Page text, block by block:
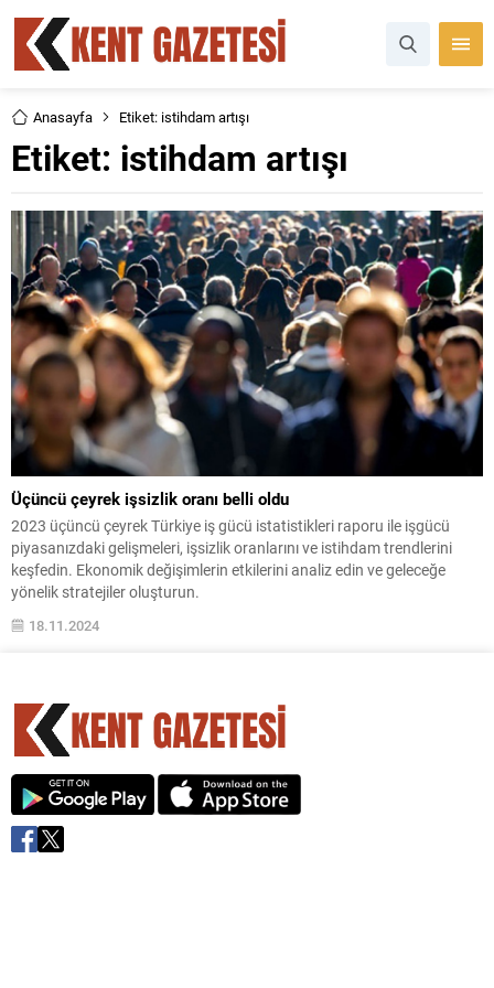
Anasayfa Etiket: istihdam artışı
Etiket: istihdam artışı
Üçüncü çeyrek işsizlik oranı belli oldu
2023 üçüncü çeyrek Türkiye iş gücü istatistikleri raporu ile işgücü
piyasanızdaki gelişmeleri, işsizlik oranlarını ve istihdam trendlerini
keşfedin. Ekonomik değişimlerin etkilerini analiz edin ve geleceğe
yönelik stratejiler oluşturun.
18.11.2024